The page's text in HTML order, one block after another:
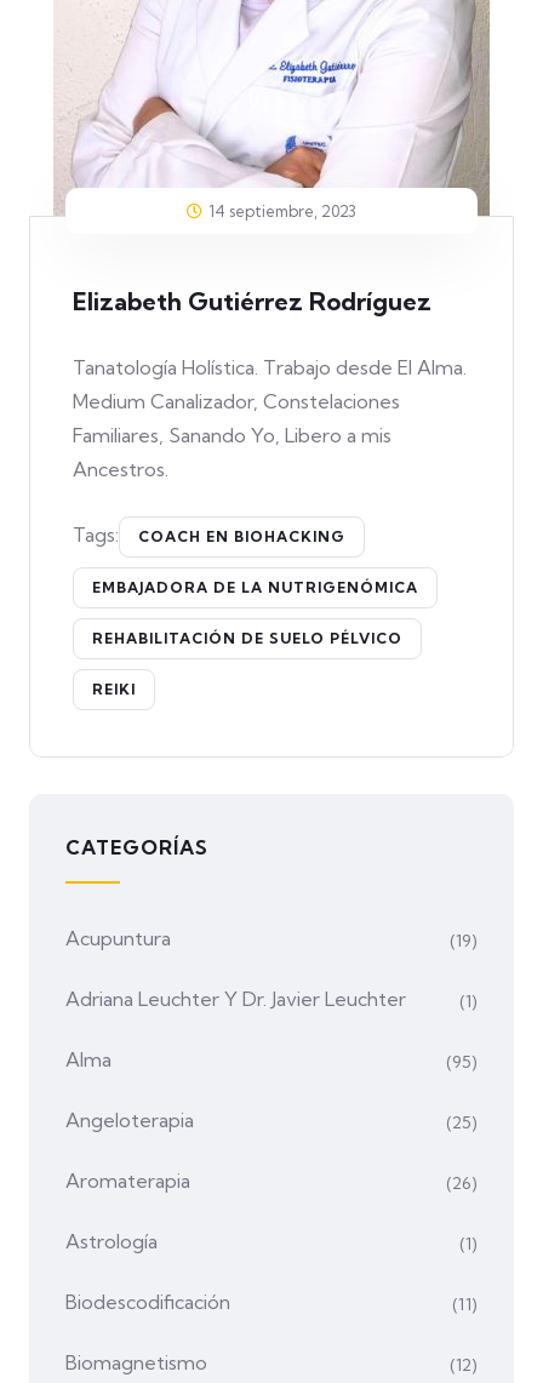
14 septiembre, 2023
Elizabeth Gutiérrez Rodríguez
Tanatología Holística. Trabajo desde El Alma.
Medium Canalizador, Constelaciones
Familiares, Sanando Yo, Libero a mis
Ancestros.
Tags: COACH EN BIOHACKING
EMBAJADORA DE LA NUTRIGENÓMICA
REHABILITACIÓN DE SUELO PÉLVICO
REIKI
CATEGORÍAS
Acupuntura (19)
Adriana Leuchter Y Dr. Javier Leuchter (1)
Alma (95)
Angeloterapia (25)
Aromaterapia (26)
Astrología (1)
Biodescodificación (11)
Biomagnetismo (12)